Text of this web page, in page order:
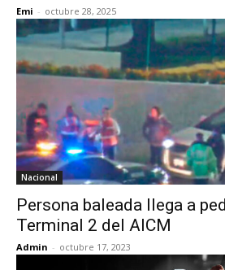
Emi - octubre 28, 2025
Nacional
Persona baleada llega a
Terminal 2 del AICM
Admin - octubre 17, 2023